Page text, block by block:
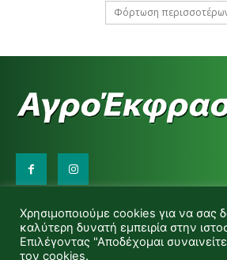
Φόρτωση
d.makas@yahoo.gr
info@agrofitro.gr
Μακάς Ντίνος
Χρησιμοποιούμε cookies για να σας
καλύτερη δυνατή εμπειρία στην
Επιλέγοντας "Αποδέχομαι
τον cookies.